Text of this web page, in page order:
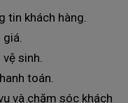
tin khách hàng.
giá.
sinh.
toán.
và chăm sóc khách